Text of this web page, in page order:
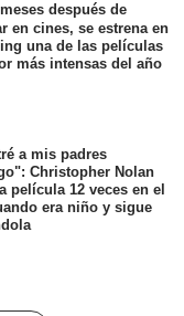
después de
en cines, se estrena en
una de las películas
más intensas del año
a mis padres
Christopher Nolan
película 12 veces en el
era niño y sigue